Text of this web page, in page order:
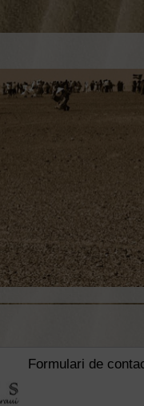
Formulari de